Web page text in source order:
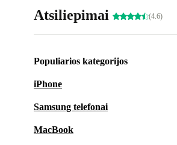
Atsiliepimai (4.6)
Populiarios kategorijos
iPhone
Samsung telefonai
MacBook